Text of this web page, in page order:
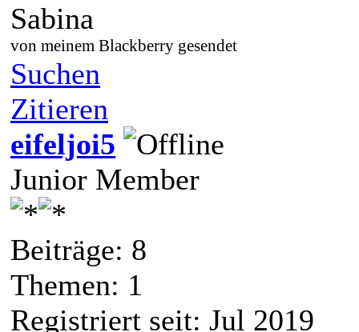
Sabina
von meinem Blackberry gesendet
Suchen
Zitieren
eifeljoi5
Junior Member
Beiträge: 8
Themen: 1
Registriert seit: Jul 2019